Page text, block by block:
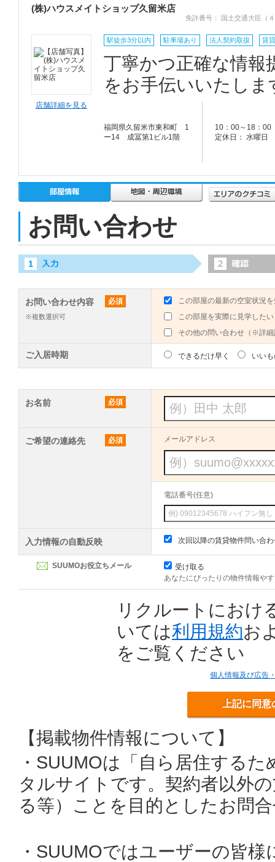
(株)ハウスメイトショップ久留米店
免許番号： 国土交通大臣（
店舗詳細を見る
駅徒歩3分以内 駐車場あり 法人契約取扱 賃
丁寧かつ正確な情報
をお手伝いいたしま
福岡県久留米市東和町 1
ー14 成冨第1ビル1階
10：00～18：00
定休日： 水曜日
お問い合わせ
お問い合わせ内容 必須
※複数選択可
この部屋の最新の空室状況
この部屋を実際に見学したい
その他の問い合わせ（※詳
ご入居時期 できるだけ早く いい
お名前 必須
ご希望の連絡先 必須 メールアドレス
電話番号(任意)
入力情報の自動反映 次回以降の賃貸物件問い合
SUUMOお役立ちメール
受け取る
あなたにぴったりの物件情報や
リクルートにおけ
いては利用規約お
をご覧ください
個人情報及び広告
上記に同
【掲載物件情報について】
・SUUMOは「自ら居住する
タルサイトです。契約者以外
る等）ことを目的としたお問
・SUUMOではユーザーの皆